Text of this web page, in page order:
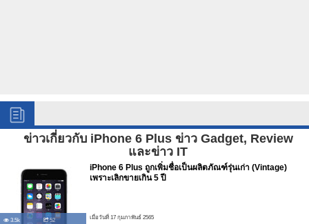
ข่าวเกี่ยวกับ iPhone 6 Plus ข่าว Gadget, Review
และข่าว IT
3.5k 52
iPhone 6 Plus ถูกเพิ่มชื่อเป็นผลิตภัณฑ์รุ่นเก่า (Vintage)
เพราะเลิกขายเกิน 5 ปี
เมื่อวันที่ 17 กุมภาพันธ์ 2565